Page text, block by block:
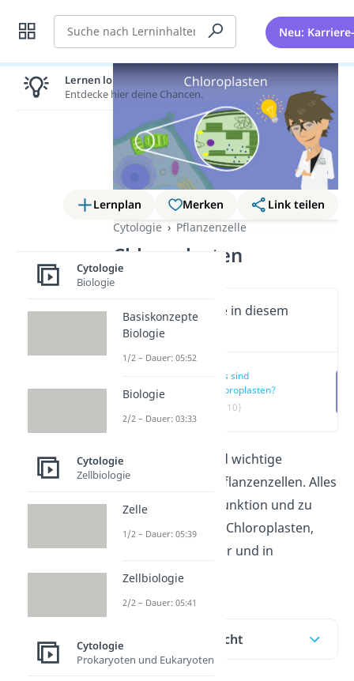
Suche Neu:
Lernplan Merken
Link teilen
Cytologie
Pflanzenzelle
Chloroplasten
Wichtige Inhalte in diesem
Video
Was sind
Chloroplasten?
(00:10)
Chloroplasten
sind wichtige
Zellorganellen in Pflanzenzellen. Alles
zum Aufbau, zur Funktion und zu
den Aufgaben von Chloroplasten,
erklären wir dir hier und in
unseremVideo!
Inhaltsübersicht
Lernen lohnt sich!
Entdecke hier deine Chancen.
Cytologie
Biologie
Basiskonzepte
Biologie
1/2 – Dauer: 05:52
Biologie
2/2 – Dauer: 03:33
Cytologie
Zellbiologie
Zelle
1/2 – Dauer: 05:39
Zellbiologie
2/2 – Dauer: 05:41
Cytologie
Prokaryoten und Eukaryoten